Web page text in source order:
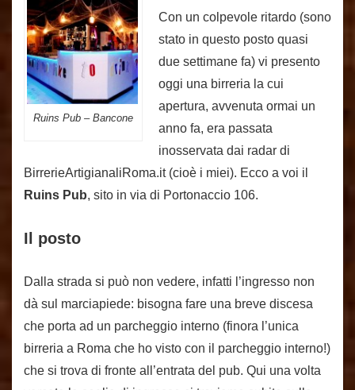
Ruins Pub – Bancone
Con un colpevole ritardo (sono
stato in questo posto quasi
due settimane fa) vi presento
oggi una birreria la cui
apertura, avvenuta ormai un
anno fa, era passata
inosservata dai radar di
BirrerieArtigianaliRoma.it (cioè i miei). Ecco a voi il
Ruins Pub, sito in via di Portonaccio 106.
Il posto
Dalla strada si può non vedere, infatti l’ingresso non
dà sul marciapiede: bisogna fare una breve discesa
che porta ad un parcheggio interno (finora l’unica
birreria a Roma che ho visto con il parcheggio interno!)
che si trova di fronte all’entrata del pub. Qui una volta